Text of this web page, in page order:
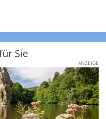
Sie
ANZEIGE